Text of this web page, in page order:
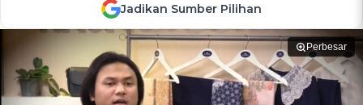
Jadikan Sumber Pilihan
Perbesar